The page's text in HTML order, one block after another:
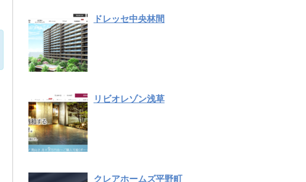
ドレッセ中央林間
リビオレゾン浅草
クレアホームズ平野町